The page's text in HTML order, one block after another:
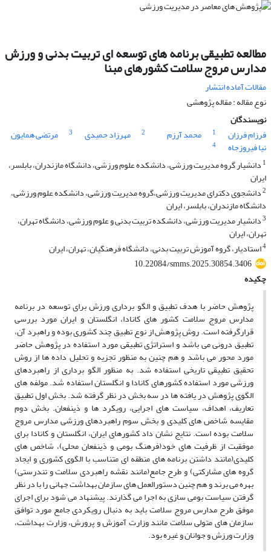
مطالعه تطبیقی برنامه های توسعه ای تربیت بدنی و ورزش
مدارس مروج سلامت کشورهای مبنا
مقالات آماده انتشار
نوع مقاله : مقاله پژوهشی
نویسندگان
فرزام فرزان
1 محمد آرزم 2 مهرزاد حمیدی 3 مرتضی همایون
نیا فیروزجاه
4
1 دانشیار گروه مدیریت ورزشی، دانشکده علوم ورزشی، دانشگاه مازندران، بابلسر،
ایران
2دانشجوی دکترای مدیریت ورزشی،گروه مدیریت ورزشی، دانشکده علوم ورزشی،
دانشگاه مازندران، بابلسر، ایران
3دانشیار مدیریت ورزشی، دانشکده تربیت بدنی و علوم ورزشی، دانشگاه تهران،
تهران، ایران
4استادیار، گروه آموزش تربیت بدنی، دانشگاه فرهنگیان، تهران، ایران
10.22084/smms.2025.30854.3406
چکیده
پژوهش حاضر با هدف تطبیق و الگو برداری ورزش برای توسعه در برنامه
مدارس مروج سلامت کشور های کانادا، انگلستان و ایران مورد بررسی
قرارگرفته است. روش پژوهش از نوع تطبیق چند کشوری بوده و راهبرد آن،
تطبیق درونی می باشد و استراتژی تطبیقی مورد استفاده در پژوهش حاضر
مورد محور می باشد و هم چنین به منظور تجزیه و تحلیل داده ها از روش
تحقیق تطبیقی تاریخی استفاده شد. به منظور الگو برداری از راهبردهای
ورزشی مورد استفاده کشورهای کانادا و انگلستان استفاده شد. مولفه های
الگوی پژوهش در یافته ها در سه بخش در نظر گرفته شد. بخش اول تطبیق
تعاریف، اهداف، سیاست های اجرایی، رویکرد ها و ذینفعان. بخش دوم
مقایسه شاخص های کلیدی و بخش سوم راهبردهای ورزشی مدارس مروج
سلامت بوده است. نتایج نشان داد کشورهای ایران، انگلستان و کانادا برای
موفقیت از ظرفیت های خود(فرهنگ بومی و ذینفعان محلی)، شاخص های
کلیدی(مانند داشتن برنامه های منطقه ای متناسب با الگوی کشوری و ایجاد
گروه های مشارکتی) و طرح جامع(مانند نقشه راهبردی سلامت و تندرستی)
بهره می برند و هم چنین دستورالعمل های سازمان بهداشت جهانی را با در نظر
گرفتن سیاست بومی سازی به اجرا می گذارند. پیشنهاد می شود برای اجرای
موفق طرح مدارس مروج سلامت باید به دنبال رویکردی جامع مورد توافق
سازمان های متولی سلامت مانند وزارت آموزش و پرورش، وزارت بهداشت،
وزارت ورزش و جوانان و غیره بود.